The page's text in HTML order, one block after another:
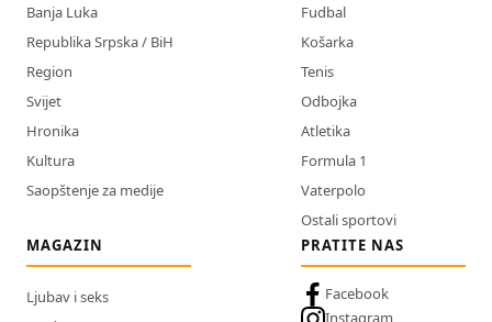
Banja Luka
Republika Srpska / BiH
Region
Svijet
Hronika
Kultura
Saopštenje za medije
Fudbal
Košarka
Tenis
Odbojka
Atletika
Formula 1
Vaterpolo
Ostali sportovi
MAGAZIN
Ljubav i seks
PRATITE NAS
Facebook
Instagram